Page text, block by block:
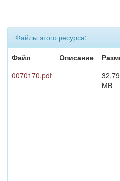
Файлы этого ресурса:
Файл
Описание
0070170.pdf
32,79
MB